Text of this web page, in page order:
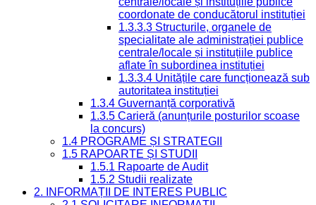
coordonate de conducătorul instituției
1.3.3.3 Structurile, organele de
specialitate ale administrației publice
centrale/locale și instituțiile publice
aflate în subordinea instituției
1.3.3.4 Unitățile care funcționează sub
autoritatea instituției
1.3.4 Guvernanță corporativă
1.3.5 Carieră (anunțurile posturilor scoase
la concurs)
1.4 PROGRAME ȘI STRATEGII
1.5 RAPOARTE ȘI STUDII
1.5.1 Rapoarte de Audit
1.5.2 Studii realizate
2. INFORMAȚII DE INTERES PUBLIC